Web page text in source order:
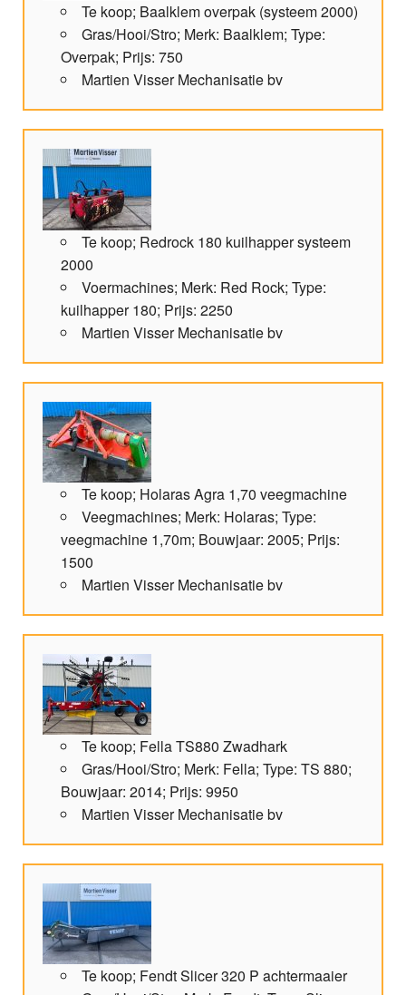
Te koop; Baalklem overpak (systeem 2000)
Gras/Hooi/Stro; Merk: Baalklem; Type:
Overpak; Prijs: 750
Martien Visser Mechanisatie bv
Te koop; Redrock 180 kuilhapper systeem
2000
Voermachines; Merk: Red Rock; Type:
kuilhapper 180; Prijs: 2250
Martien Visser Mechanisatie bv
Te koop; Holaras Agra 1,70 veegmachine
Veegmachines; Merk: Holaras; Type:
veegmachine 1,70m; Bouwjaar: 2005; Prijs:
1500
Martien Visser Mechanisatie bv
Te koop; Fella TS880 Zwadhark
Gras/Hooi/Stro; Merk: Fella; Type: TS 880;
Bouwjaar: 2014; Prijs: 9950
Martien Visser Mechanisatie bv
Te koop; Fendt Slicer 320 P achtermaaier